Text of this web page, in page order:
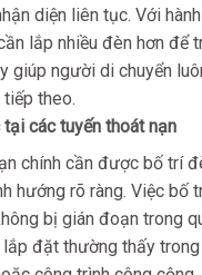
diện liên tục. Với
lắp nhiều đèn hơn để
giúp người di chuyển
theo.
các tuyến thoát nạn
chính cần được bố trí
hướng rõ ràng. Việc bố
bị gián đoạn trong
lắp đặt thường thấy